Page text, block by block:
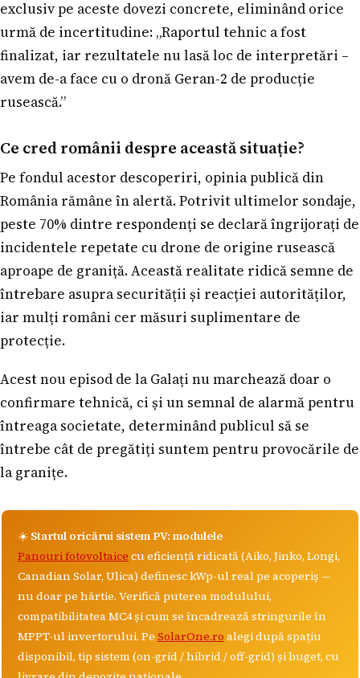
exclusiv pe aceste dovezi concrete, eliminând orice
urmă de incertitudine: „Raportul tehnic a fost
finalizat, iar rezultatele nu lasă loc de interpretări –
avem de-a face cu o dronă Geran-2 de producție
rusească.”
Ce cred românii despre această situație?
Pe fondul acestor descoperiri, opinia publică din
România rămâne în alertă. Potrivit ultimelor sondaje,
peste 70% dintre respondenți se declară îngrijorați de
incidentele repetate cu drone de origine rusească
aproape de graniță. Această realitate ridică semne de
întrebare asupra securității și reacției autorităților,
iar mulți români cer măsuri suplimentare de
protecție.
Acest nou episod de la Galați nu marchează doar o
confirmare tehnică, ci și un semnal de alarmă pentru
întreaga societate, determinând publicul să se
întrebe cât de pregătiți suntem pentru provocările de
la granițe.
☀️ Startul oricărui sistem PV: modulele
Panouri fotovoltaice cu eficiență ridicată (Aiko, Jinko, Longi,
Canadian Solar, Ulica) definesc kWp-ul real pe acoperiș —
nu doar pe hârtie. Verifică puterea modulului,
compatibilitatea MC4 și cum se încadrează stringurile în
MPPT-ul invertorului. Pe SolarOne.ro alegi după spațiu
disponibil, tip sistem (on-grid / hibrid / off-grid) și buget, cu